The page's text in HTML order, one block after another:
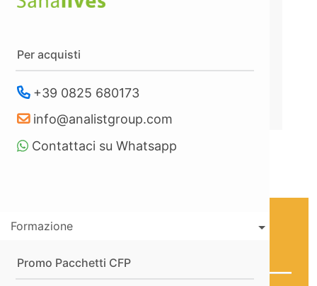
Per acquisti
+39 0825 680173
info@analistgroup.com
Contattaci su Whatsapp
Formazione
Promo Pacchetti CFP
Acquista in 3 rate senza